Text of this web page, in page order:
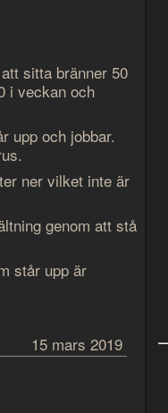
sitta bränner 50
i veckan och
upp och jobbar.
ner vilket inte är
genom att stå
står upp är
15 mars 2019